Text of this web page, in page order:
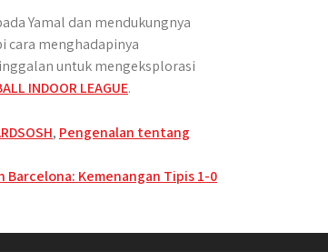
Yamal dan mendukungnya
cara menghadapinya
untuk mengeksplorasi
INDOOR LEAGUE.
, Pengenalan tentang
Barcelona: Kemenangan Tipis 1-0